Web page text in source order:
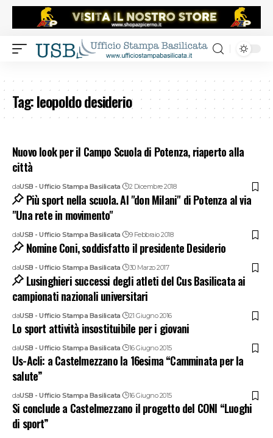
Tag:leopoldo desiderio
Nuovo look per il Campo Scuola di Potenza, riaperto alla
città
daUSB - Ufficio Stampa Basilicata 2 Dicembre 2018
Più sport nella scuola. Al "don Milani" di Potenza al via
"Una rete in movimento"
daUSB - Ufficio Stampa Basilicata 9 Febbraio 2018
Nomine Coni, soddisfatto il presidente Desiderio
daUSB - Ufficio Stampa Basilicata 30 Marzo 2017
Lusinghieri successi degli atleti del Cus Basilicata ai
campionati nazionali universitari
daUSB - Ufficio Stampa Basilicata 21 Giugno 2016
Lo sport attività insostituibile per i giovani
daUSB - Ufficio Stampa Basilicata 16 Giugno 2015
Us-Acli: a Castelmezzano la 16esima “Camminata per la
salute”
daUSB - Ufficio Stampa Basilicata 16 Giugno 2015
Si conclude a Castelmezzano il progetto del CONI “Luoghi
di sport”